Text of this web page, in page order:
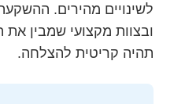
לשינויים מהירים.
ובצוות מקצועי שמבין את
תהיה קריטית להצלחה.